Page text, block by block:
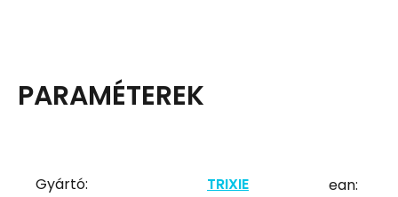
PARAMÉTEREK
Gyártó: TRIXIE ean: